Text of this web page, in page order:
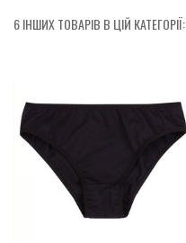
6 ІНШИХ ТОВАРІВ В ЦІЙ КАТЕГОРІЇ: